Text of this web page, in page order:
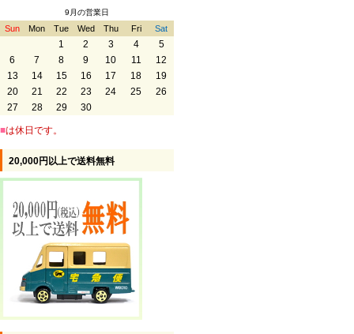
9月の営業日
Sun Mon Tue Wed Thu Fri Sat
1 2 3 4
5
6
7 8 9 10 11
12
13
14 15 16 17 18
19
20
21 22 23 24 25
26
27
28 29 30
■は休日です。
20,000円以上で送料無料